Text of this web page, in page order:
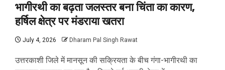
भागीरथी का बढ़ता जलस्तर बना चिंता का कारण,
हर्षिल क्षेत्र पर मंडराया खतरा
July 4, 2026 Dharam Pal Singh Rawat
उत्तरकाशी जिले में मानसून की सक्रियता के बीच गंगा-भागीरथी का